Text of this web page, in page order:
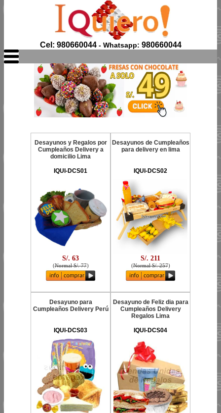
Cel: 980660044- Whatsapp: 980660044
Desayunos y Regalos por
Cumpleaños Delivery a
domicilio Lima
IQUI-DCS01
S/. 63
(Normal S/. 77)
Desayunos de Cumpleaños
para delivery en lima
IQUI-DCS02
S/. 211
(Normal S/. 257)
Desayuno para
Cumpleaños Delivery Perú
IQUI-DCS03
Desayuno de Feliz dia para
Cumpleaños Delivery
Regalos Lima
IQUI-DCS04